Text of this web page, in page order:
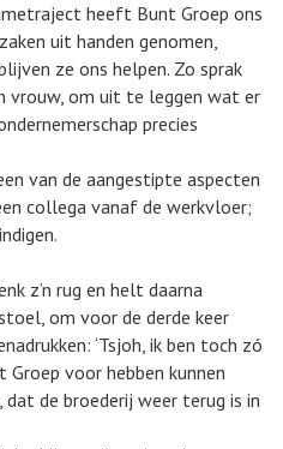
heeft Bunt Groep ons
uit handen genomen,
ze ons helpen. Zo sprak
vrouw, om uit te leggen wat er
precies
van de aangestipte aspecten
collega vanaf de werkvloer;
z’n rug en helt daarna
om voor de derde keer
‘Tsjoh, ik ben toch zó
voor hebben kunnen
de broederij weer terug is in